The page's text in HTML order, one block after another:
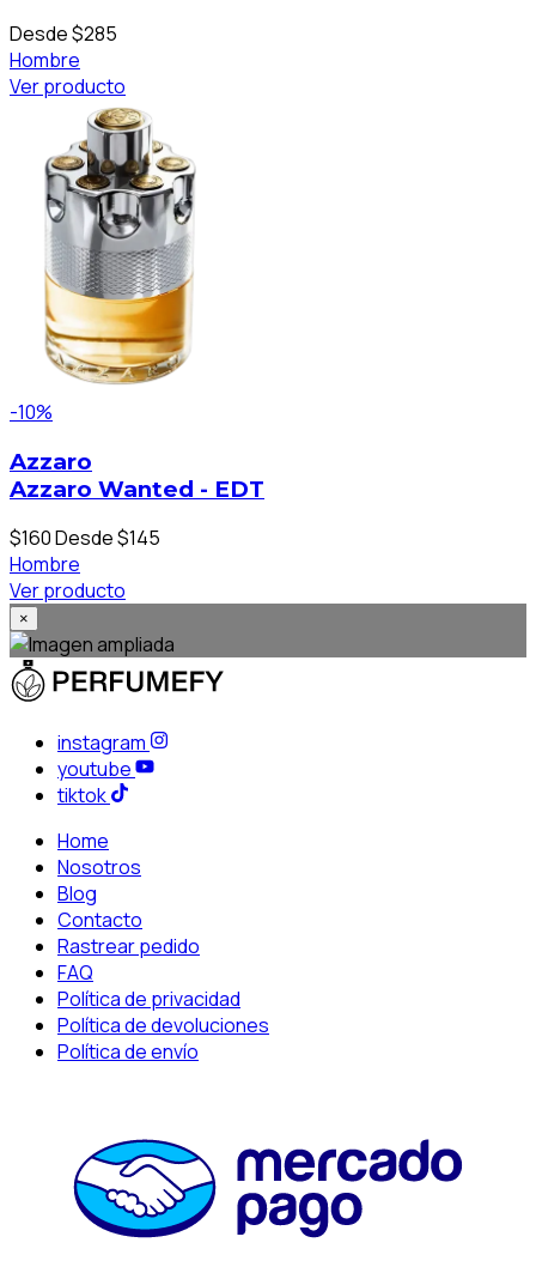
Desde $285
Hombre
Ver producto
-10%
Azzaro
Azzaro Wanted - EDT
$160Desde $145
Hombre
Ver producto
×
instagram
youtube
tiktok
Home
Nosotros
Blog
Contacto
Rastrear pedido
FAQ
Política de privacidad
Política de devoluciones
Política de envío